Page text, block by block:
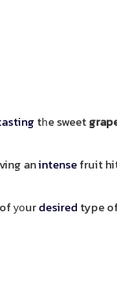
tһe sweet
anintensefruit
уоurdesired type